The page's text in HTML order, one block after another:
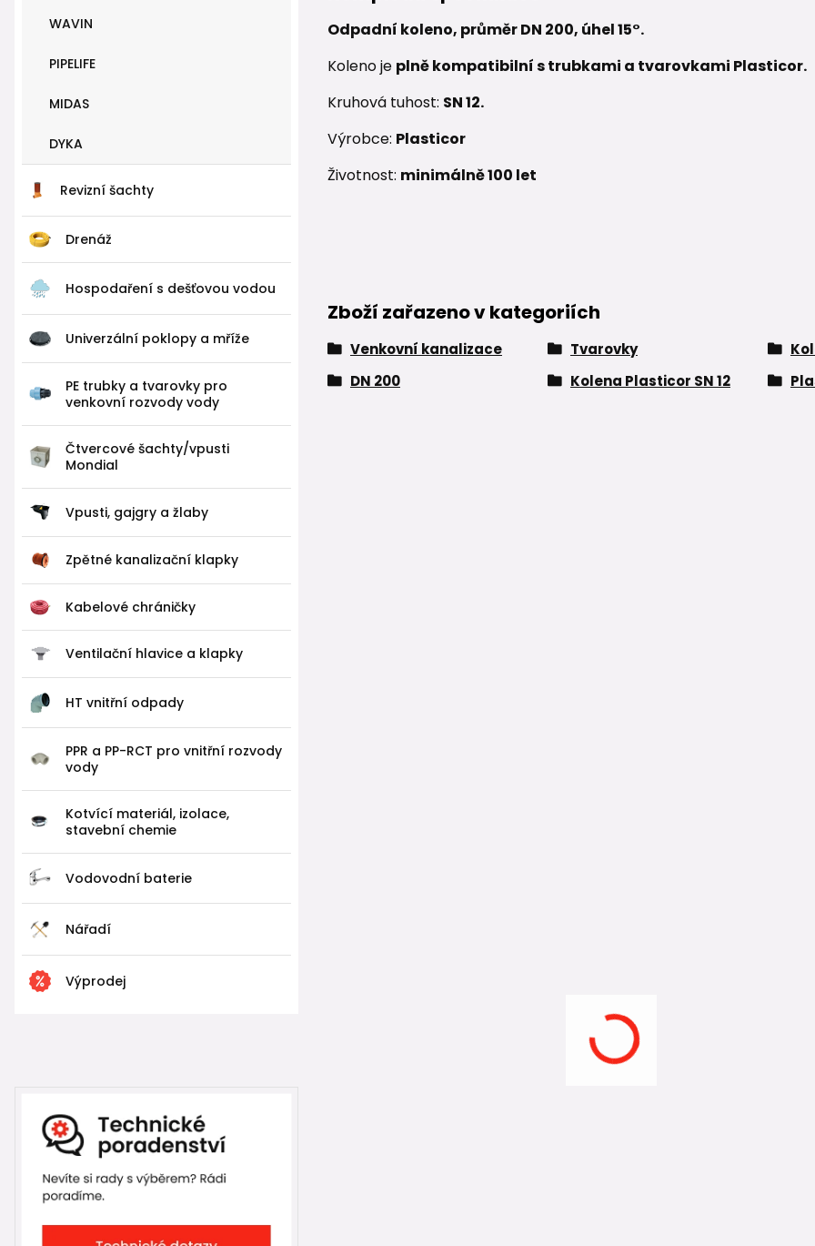
WAVIN
PIPELIFE
MIDAS
DYKA
Revizní šachty
Drenáž
Hospodaření s dešťovou vodou
Univerzální poklopy a mříže
PE trubky a tvarovky pro
venkovní rozvody vody
Čtvercové šachty/vpusti
Mondial
Vpusti, gajgry a žlaby
Zpětné kanalizační klapky
Kabelové chráničky
Ventilační hlavice a klapky
HT vnitřní odpady
PPR a PP-RCT pro vnitřní rozvody
vody
Kotvící materiál, izolace,
stavební chemie
Vodovodní baterie
Nářadí
Výprodej
Odpadní koleno, průměr DN 200, úhel 15°.
Koleno je plně kompatibilní s trubkami a tvarovkami Plasticor.
Kruhová tuhost: SN 12.
Výrobce: Plasticor
Životnost: minimálně 100 let
Zboží zařazeno v kategoriích
Venkovní kanalizace Tvarovky
DN 200
Kolena Plasticor SN 12